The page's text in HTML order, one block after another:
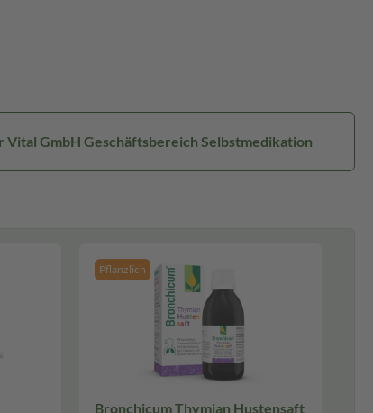
Vital GmbH Geschäftsbereich Selbstmedikation
Pflanzlich
Bronchicum Thymian Hustensaft